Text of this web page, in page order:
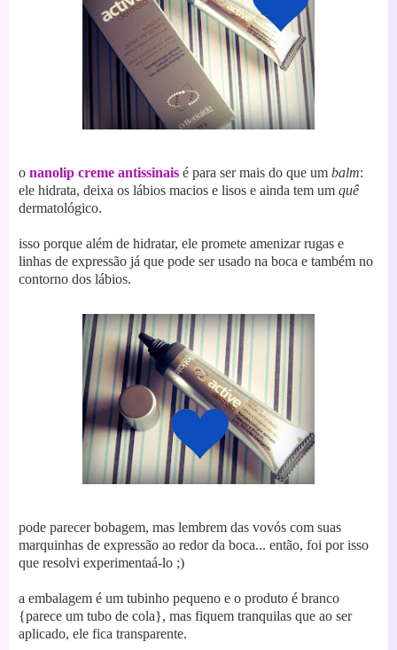
o nanolip creme antissinais é para ser mais do que um balm:
ele hidrata, deixa os lábios macios e lisos e ainda tem um quê
dermatológico.
isso porque além de hidratar, ele promete amenizar rugas e
linhas de expressão já que pode ser usado na boca e também no
contorno dos lábios.
pode parecer bobagem, mas lembrem das vovós com suas
marquinhas de expressão ao redor da boca... então, foi por isso
que resolvi experimentaá-lo ;)
a embalagem é um tubinho pequeno e o produto é branco
{parece um tubo de cola}, mas fiquem tranquilas que ao ser
aplicado, ele fica transparente.